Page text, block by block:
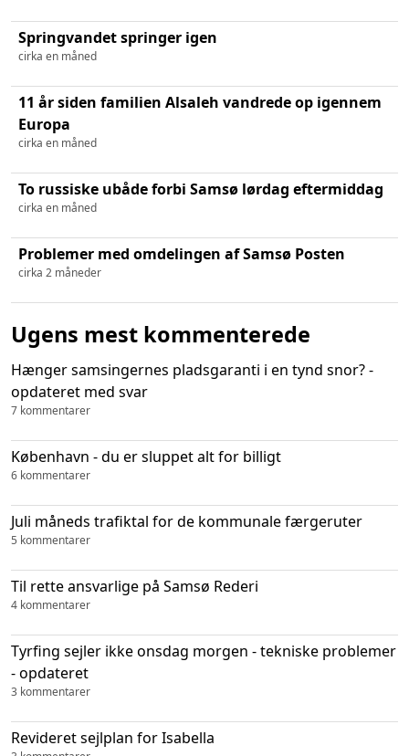
Springvandet springer igen
cirka en måned
11 år siden familien Alsaleh vandrede op igennem
Europa
cirka en måned
To russiske ubåde forbi Samsø lørdag eftermiddag
cirka en måned
Problemer med omdelingen af Samsø Posten
cirka 2 måneder
Ugens mest kommenterede
Hænger samsingernes pladsgaranti i en tynd snor? -
opdateret med svar
7 kommentarer
København - du er sluppet alt for billigt
6 kommentarer
Juli måneds trafiktal for de kommunale færgeruter
5 kommentarer
Til rette ansvarlige på Samsø Rederi
4 kommentarer
Tyrfing sejler ikke onsdag morgen - tekniske problemer
- opdateret
3 kommentarer
Revideret sejlplan for Isabella